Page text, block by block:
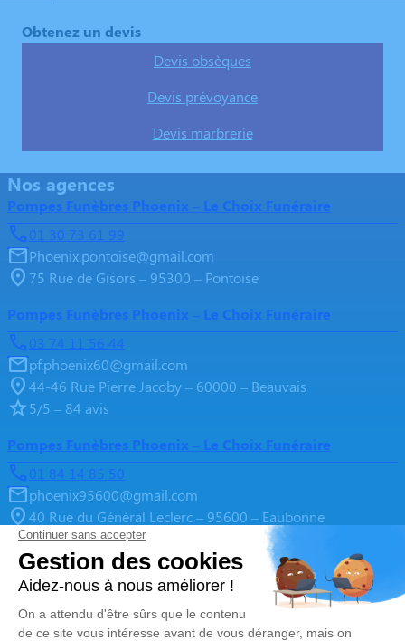
Obtenez un devis
Devis obsèques
Devis prévoyance
Devis marbrerie
Nos agences
Pompes Funèbres Phoenix – Le Choix Funéraire
01 30 73 61 99
Phoenix.pontoise@gmail.com
75 Rue de Gisors – 95300 – Pontoise
Pompes Funèbres Phoenix – Le Choix Funéraire
03 74 11 56 44
pf.phoenix60@gmail.com
44-46 Rue Pierre Jacoby – 60000 – Beauvais
5/5 – 84 avis
Pompes Funèbres Phoenix – Le Choix Funéraire
01 84 14 85 50
phoenix95600@gmail.com
40 Rue du Général Leclerc – 95600 – Eaubonne
4.9/5 – 205 avis
Pompes Funèbres Phoenix – Le Choix Funéraire
pf.phoenix95@gmail.com